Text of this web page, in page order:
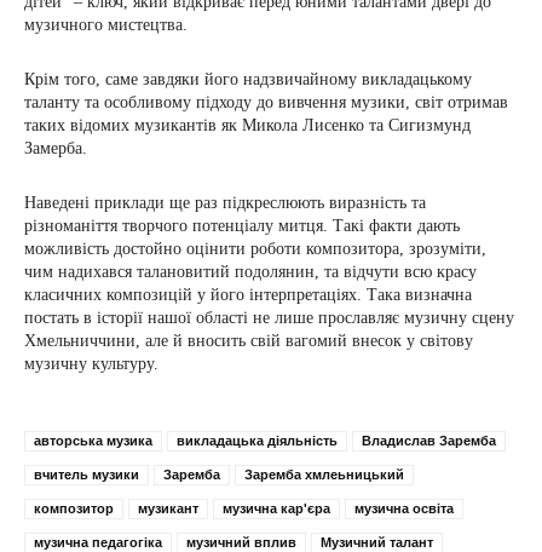
музичного мистецтва.
Крім того, саме завдяки його надзвичайному викладацькому
таланту та особливому підходу до вивчення музики, світ отримав
таких відомих музикантів як Микола Лисенко та Сигизмунд
Замерба.
Наведені приклади ще раз підкреслюють виразність та
різноманіття творчого потенціалу митця. Такі факти дають
можливість достойно оцінити роботи композитора, зрозуміти,
чим надихався талановитий подолянин, та відчути всю красу
класичних композицій у його інтерпретаціях. Така визначна
постать в історії нашої області не лише прославляє музичну сцену
Хмельниччини, але й вносить свій вагомий внесок у світову
музичну культуру.
авторська музика викладацька діяльність Владислав Заремба
вчитель музики Заремба Заремба хмлеьницький
композитор музикант музична кар'єра музична освіта
музична педагогіка музичний вплив Музичний талант